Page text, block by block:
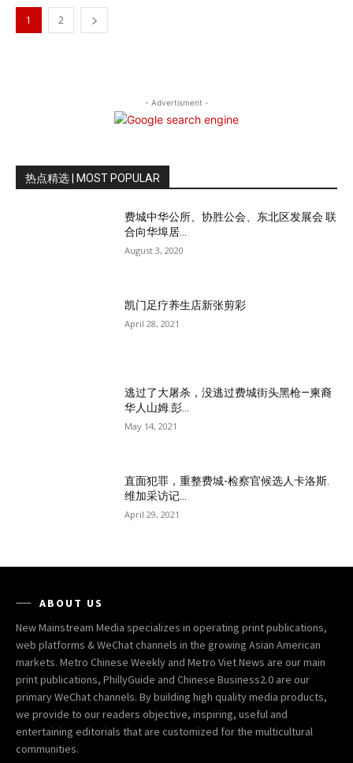
1 2
- Advertisment -
热点精选 | MOST POPULAR
费城中华公所、协胜公会、东北区发展会 联
合向华埠居...
August 3, 2020
凯门足疗养生店新张剪彩
April 28, 2021
逃过了大屠杀，没逃过费城街头黑枪—柬裔
华人山姆.彭...
May 14, 2021
直面犯罪，重整费城-检察官候选人卡洛斯.
维加采访记...
April 29, 2021
ABOUT US
New Mainstream Media specializes in operating print publications,
web platforms & WeChat channels in the growing Asian American
markets. Metro Chinese Weekly and Metro Viet News are our main
print publications, PhillyGuide and Chinese Business2.0 are our
primary WeChat channels. By building high quality media products,
we provide to our readers objective, inspiring, useful and
entertaining editorials that are customized for the multicultural
communities.